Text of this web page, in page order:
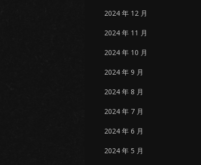
2024 年 12 月
2024 年 11 月
2024 年 10 月
2024 年 9 月
2024 年 8 月
2024 年 7 月
2024 年 6 月
2024 年 5 月